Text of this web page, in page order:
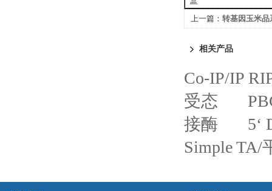
上一篇： 转基因玉米品
相关产品
Co-IP/IP
受态
接酶
5‘
Simple TA/